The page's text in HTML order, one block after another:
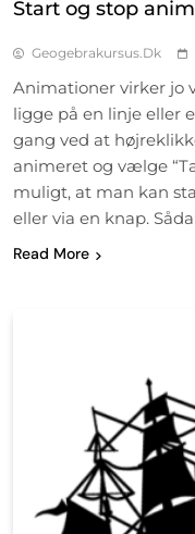
Start og stop
Geogebrakursus.dk
Animationer virker jo
ligge på en linje eller
gang ved at
animeret og vælge
muligt, at man kan
eller via en knap.
Read More